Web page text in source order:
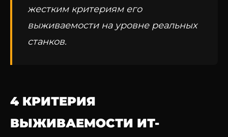
жестким критериям его
выживаемости на уровне реальных
станков.
4 КРИТЕРИЯ
ВЫЖИВАЕМОСТИ ИТ-